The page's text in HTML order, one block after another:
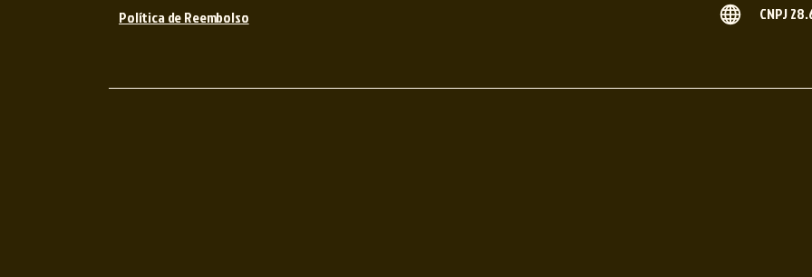
Política de Reembolso
CNPJ